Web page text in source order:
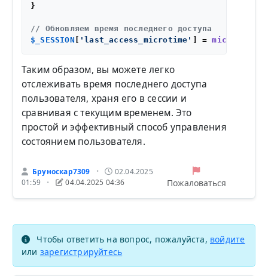
}
// Обновляем время последнего доступа
$_SESSION
'last_access_microtime' ] = microtime
Таким образом, вы можете легко
отслеживать время последнего доступа
пользователя, храня его в сессии и
сравнивая с текущим временем. Это
простой и эффективный способ управления
состоянием пользователя.
Бруноскар7309 •
02.04.2025
01:59
• 04.04.2025 04:36 Пожаловаться
Чтобы ответить на вопрос, пожалуйста, войдите
или зарегистрируйтесь